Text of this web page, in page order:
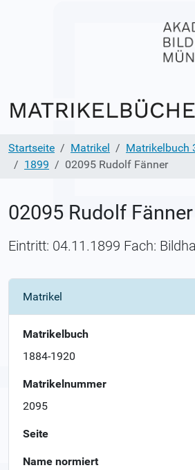
Startseite Matrikel
Matrikelbuch
1899
02095 Rudolf Fänner
02095 Rudolf Fänner
Eintritt: 04.11.1899 Fach:
Matrikel
Matrikelbuch
1884-1920
Matrikelnummer
2095
Seite
Name normiert